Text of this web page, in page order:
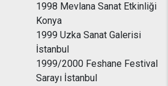
1998 Mevlana Sanat Etkinliği
Konya
1999 Uzka Sanat Galerisi
İstanbul
1999/2000 Feshane Festival
Sarayı İstanbul